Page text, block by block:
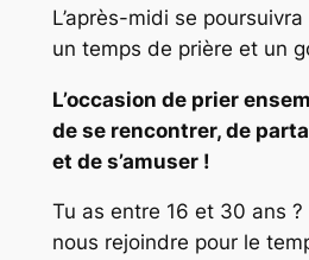
L’après-midi se
un temps de prière et un
L’occasion de prier
de se rencontrer, de
et de s’amuser !
Tu as entre 16 et 30 ans ?
nous rejoindre pour le